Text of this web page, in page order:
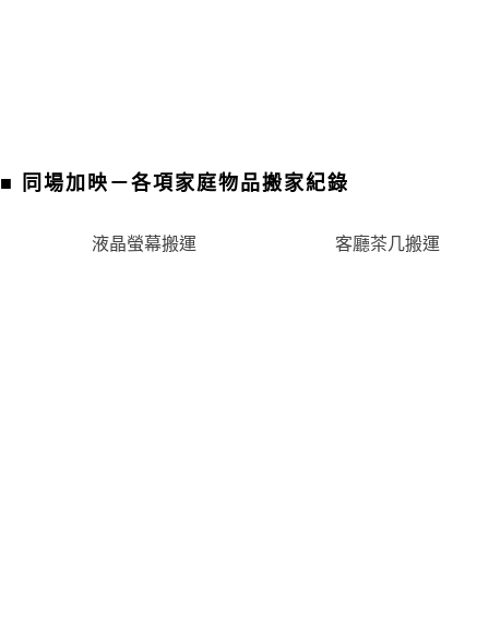
■ 同場加映－各項家庭物品搬家紀錄
液晶螢幕搬運 客廳茶几搬運